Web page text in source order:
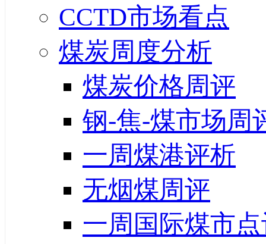
CCTD市场看点
煤炭周度分析
煤炭价格周评
钢-焦-煤市场周
一周煤港评析
无烟煤周评
一周国际煤市